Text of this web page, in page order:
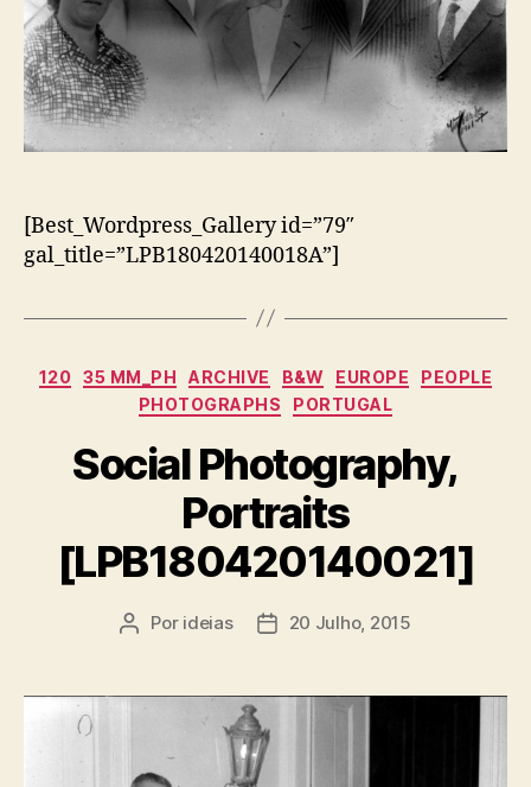
[Best_Wordpress_Gallery id=”79″
gal_title=”LPB180420140018A”]
Categorias
120 35 MM_PH ARCHIVE B&W EUROPE
PEOPLE
PHOTOGRAPHS
PORTUGAL
Social Photography,
Portraits
[LPB180420140021]
Autor
Por ideias
Data20 Julho, 2015